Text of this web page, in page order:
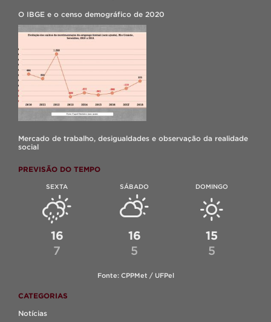
O IBGE e o censo demográfico de 2020
Mercado de trabalho, desigualdades e observação da realidade
social
PREVISÃO DO TEMPO
SEXTA
16
7
SÁBADO
16
5
DOMINGO
15
5
Fonte: CPPMet / UFPel
CATEGORIAS
Notícias